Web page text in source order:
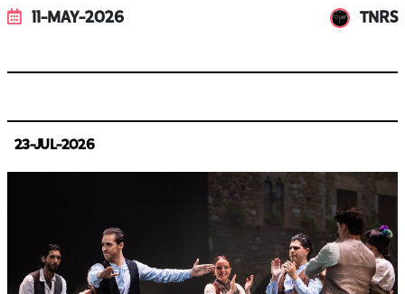
11-MAY-2026 TNRS
23-JUL-2026